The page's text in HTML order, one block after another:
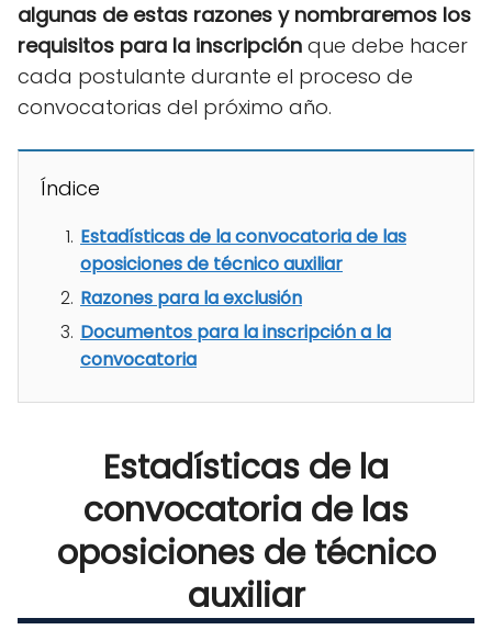
algunas de estas razones y nombraremos los
requisitos para la inscripción que debe hacer
cada postulante durante el proceso de
convocatorias del próximo año.
Índice
Estadísticas de la convocatoria de las
oposiciones de técnico auxiliar
Razones para la exclusión
Documentos para la inscripción a la
convocatoria
Estadísticas de la
convocatoria de las
oposiciones de técnico
auxiliar